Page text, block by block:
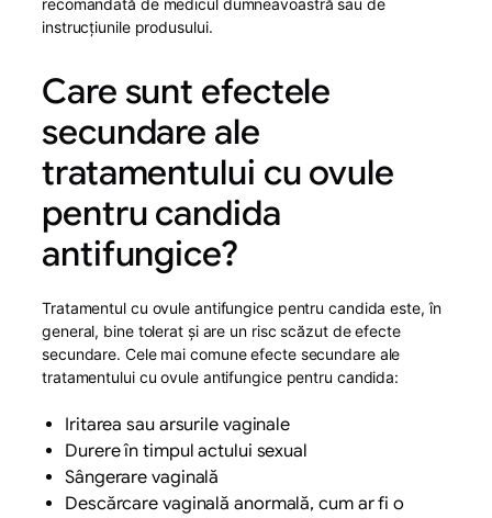
recomandată de medicul dumneavoastră sau de
instrucțiunile produsului.
Care sunt efectele
secundare ale
tratamentului cu ovule
pentru candida
antifungice?
Tratamentul cu ovule antifungice pentru candida este, în
general, bine tolerat și are un risc scăzut de efecte
secundare. Cele mai comune efecte secundare ale
tratamentului cu ovule antifungice pentru candida:
Iritarea sau arsurile vaginale
Durere în timpul actului sexual
Sângerare vaginală
Descărcare vaginală anormală, cum ar fi o